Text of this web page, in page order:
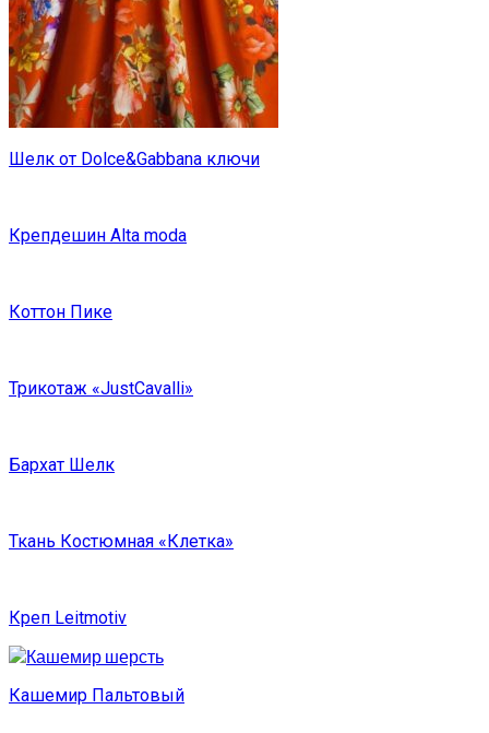
Шелк от Dolce&Gabbana ключи
Крепдешин Alta moda
Коттон Пике
Трикотаж «JustCavalli»
Бархат Шелк
Ткань Костюмная «Клетка»
Креп Leitmotiv
Кашемир Пальтовый